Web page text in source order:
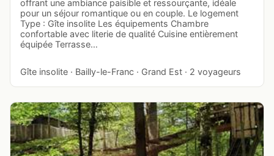
offrant une ambiance paisible et ressourçante, idéale
pour un séjour romantique ou en couple. Le logement
Type : Gîte insolite Les équipements Chambre
confortable avec literie de qualité Cuisine entièrement
équipée Terrasse…
Gîte insolite · Bailly-le-Franc · Grand Est · 2 voyageurs